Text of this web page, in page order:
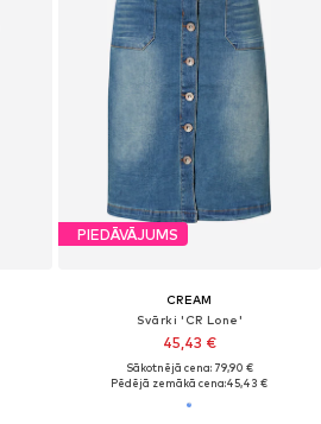
PIEDĀVĀJUMS
CREAM
Svārki 'CR Lone'
45,43 €
Sākotnējā cena: 79,90 €
Pēdējā zemākā cena:45,43 €